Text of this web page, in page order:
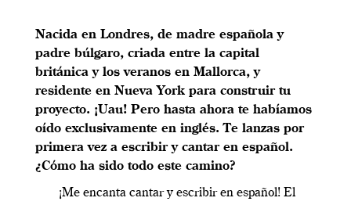
Nacida en Londres, de madre española y
padre búlgaro, criada entre la capital
británica y los veranos en Mallorca, y
residente en Nueva York para construir tu
proyecto. ¡Uau! Pero hasta ahora te habíamos
oído exclusivamente en inglés. Te lanzas por
primera vez a escribir y cantar en español.
¿Cómo ha sido todo este camino?
¡Me encanta cantar y escribir en español! El